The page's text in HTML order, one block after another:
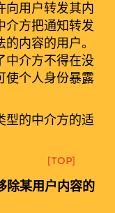
向用户转发其内
介方把通知转发
内容的用户。
中介方不得在没
使个人身份暴露
型的中介方的适
[TOP]
除某用户内容的